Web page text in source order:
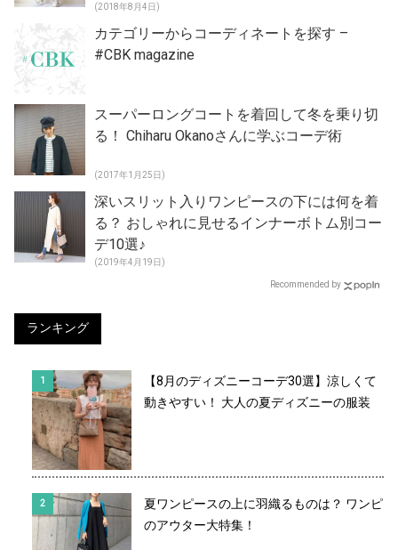
(2018年8月4日)
カテゴリーからコーディネートを探す –
#CBK magazine
スーパーロングコートを着回して冬を乗り切
る！ Chiharu Okanoさんに学ぶコーデ術
(2017年1月25日)
深いスリット入りワンピースの下には何を着
る？ おしゃれに見せるインナーボトム別コー
デ10選♪
(2019年4月19日)
Recommended by
ランキング
【8月のディズニーコーデ30選】涼しくて
動きやすい！ 大人の夏ディズニーの服装
夏ワンピースの上に羽織るものは？ ワンピ
のアウター大特集！